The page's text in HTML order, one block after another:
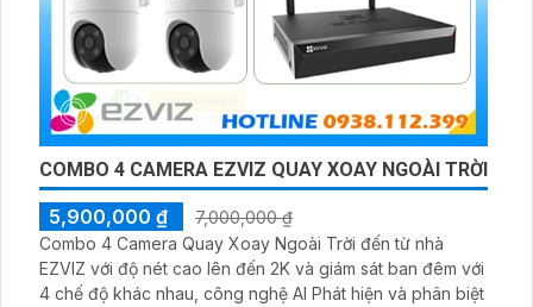
COMBO 4 CAMERA EZVIZ QUAY XOAY NGOÀI TRỜI
5,900,000 ₫
7,000,000 ₫
Combo 4 Camera Quay Xoay Ngoài Trời đến từ nhà
EZVIZ với độ nét cao lên đến 2K và giám sát ban đêm với
4 chế độ khác nhau, công nghệ AI Phát hiện và phân biệt